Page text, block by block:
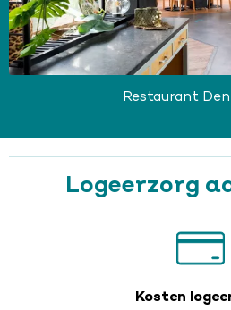
Restaurant
Logeerzorg
Kosten